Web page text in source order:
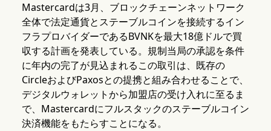
Mastercardは3月、ブロックチェーンネットワーク
全体で法定通貨とステーブルコインを接続するイン
フラプロバイダーであるBVNKを最大18億ドルで買
収する計画を発表している。規制当局の承認を条件
に年内の完了が見込まれるこの取引は、既存の
CircleおよびPaxosとの提携と組み合わせることで、
デジタルウォレットから加盟店の受け入れに至るま
で、Mastercardにフルスタックのステーブルコイン
決済機能をもたらすことになる。